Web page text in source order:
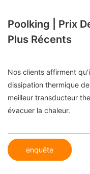
Poolking | Prix
Plus Récents
Nos clients affirment
dissipation thermique
meilleur transducteur
évacuer la chaleur.
enquête